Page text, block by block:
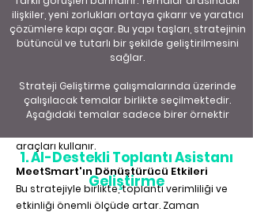
deneyimleri sunar. "Asynchronous
Meetings" ve "Meeting-Free Days"
uygulamalarını benimser. "Design Thinking"
ve "Agile Methodologies" ile toplantı
formatlarını yeniden tasarlar. "Real-Time
Collaboration Tools" ve "Interactive
Whiteboards" entegre eder. "Meeting
araçları kullanır.
MeetSmart'ın Dönüştürücü Etkileri
Bu stratejiyle birlikte, toplantı verimliliği ve
etkinliği önemli ölçüde artar. Zaman
ilişkiler, yeni zorlukları ortaya çıkarır ve yaratıcı
çözümlere kapı açar. Bu yapı taşları, stratejinin
bütüncül ve tutarlı bir şekilde geliştirilmesini
sağlar.
Strateji Geliştirme çalışmalarında üzerinde
çalışılacak temalar birlikte seçilmektedir.
Aşağıdaki temalar sadece birer örnektir
1. AI-Destekli Toplantı Asistanı
Geliştirme